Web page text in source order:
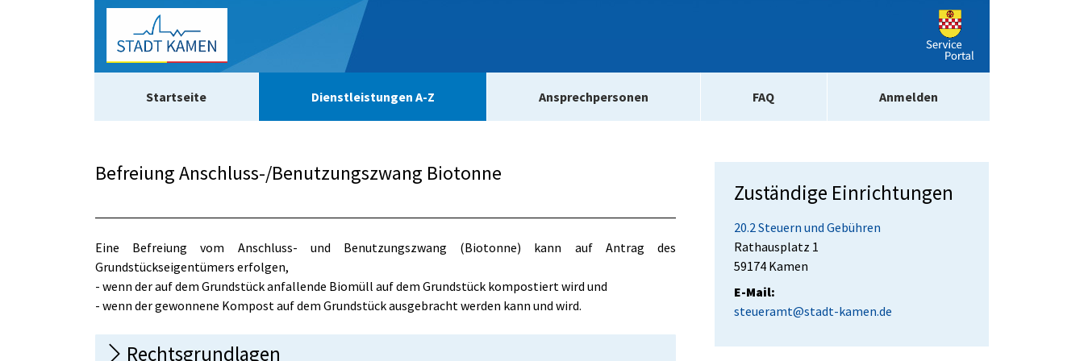
Startseite Dienstleistungen A-Z Ansprechpersonen FAQ Anmelden
Befreiung Anschluss-/Benutzungszwang Biotonne
Beschreibung
Eine Befreiung vom Anschluss- und Benutzungszwang (Biotonne) kann auf Antrag des
Grundstückseigentümers erfolgen,
- wenn der auf dem Grundstück anfallende Biomüll auf dem Grundstück kompostiert wird und
- wenn der gewonnene Kompost auf dem Grundstück ausgebracht werden kann und wird.
Rechtsgrundlagen
Zuständige Einrichtungen
20.2 Steuern und Gebühren
Straße:
Rathausplatz Hausnummer:
1
PLZ:
59174 Ort:
Kamen
E-Mail:
steueramt@stadt-kamen.de